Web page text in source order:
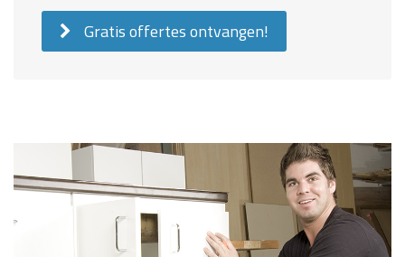
Gratis offertes ontvangen!